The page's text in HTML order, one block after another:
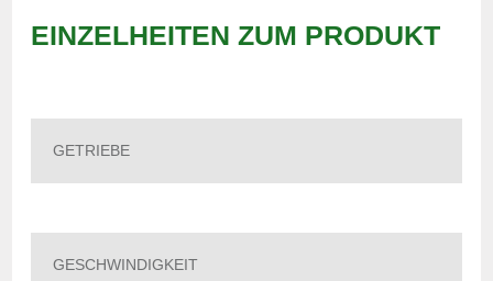
EINZELHEITEN ZUM PRODUKT